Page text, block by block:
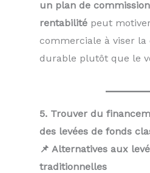
un plan de
rentabilité peut
commerciale à viser la
durable plutôt que le
5. Trouver du
des levées de fonds
📌 Alternatives aux
traditionnelles